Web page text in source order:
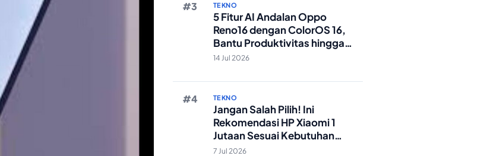
TEKNO
5 Fitur AI Andalan Oppo
Reno16 dengan ColorOS 16,
Bantu Produktivitas hingga
Edit Foto Lebih Praktis
14 Jul 2026
TEKNO
Jangan Salah Pilih! Ini
Rekomendasi HP Xiaomi 1
Jutaan Sesuai Kebutuhan
Anda
7 Jul 2026